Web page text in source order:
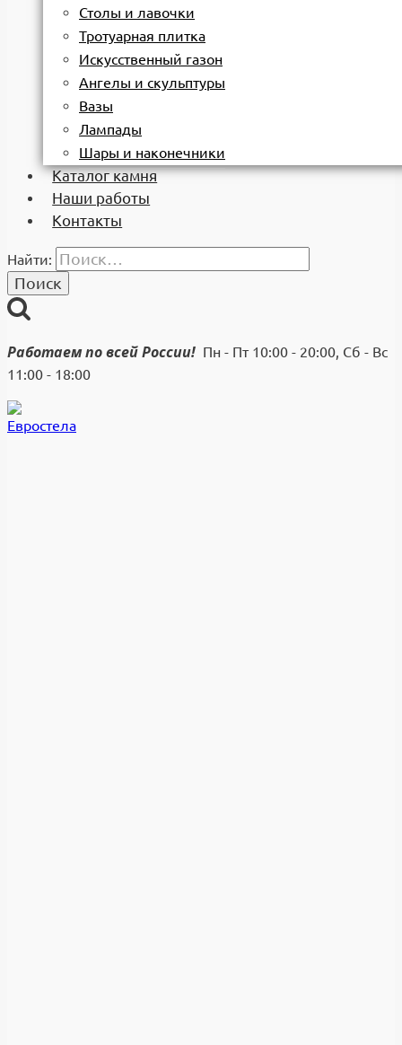
Столы и лавочки
Тротуарная плитка
Искусственный газон
Ангелы и скульптуры
Вазы
Лампады
Шары и наконечники
Каталог камня
Наши работы
Контакты
Найти:
Работаем по всей России! Пн - Пт 10:00 - 20:00, Сб - Вс
11:00 - 18:00